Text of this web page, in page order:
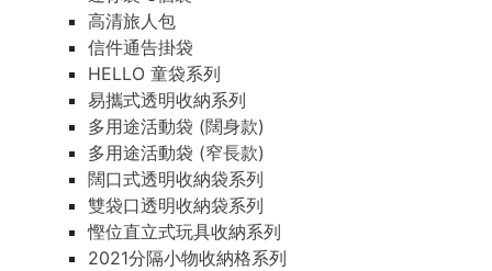
高清旅人包
信件通告掛袋
HELLO 童袋系列
易攜式透明收納系列
多用途活動袋 (闊身款)
多用途活動袋 (窄長款)
闊口式透明收納袋系列
雙袋口透明收納袋系列
慳位直立式玩具收納系列
2021分隔小物收納格系列